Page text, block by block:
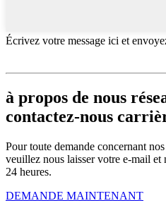
Écrivez votre message ici et
à propos de nous
contactez-nous
Pour toute demande concernant
veuillez nous laisser votre e-mail et
24 heures.
DEMANDE MAINTENANT